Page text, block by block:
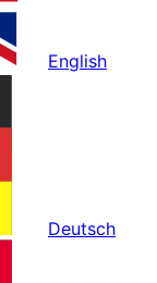
English
Deutsch